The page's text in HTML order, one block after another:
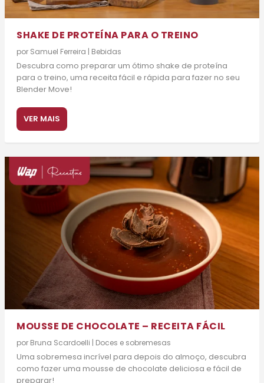
SHAKE DE PROTEÍNA PARA O TREINO
por Samuel Ferreira | Bebidas
Descubra como preparar um ótimo shake de proteína
para o treino, uma receita fácil e rápida para fazer no seu
Blender Move!
VER MAIS
MOUSSE DE CHOCOLATE – RECEITA FÁCIL
por Bruna Scardoelli | Doces e sobremesas
Uma sobremesa incrível para depois do almoço, descubra
como fazer uma mousse de chocolate deliciosa e fácil de
preparar!